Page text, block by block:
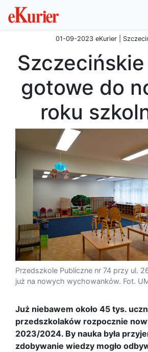
01-09-2023 eKurier |
Szczecińskie
gotowe do
roku
Przedszkole Publiczne nr 74 przy ul.
już na nowych wychowanków. Fot.
Już niebawem około 45 tys.
przedszkolaków rozpocznie
2023/2024. By nauka była
zdobywanie wiedzy mogło